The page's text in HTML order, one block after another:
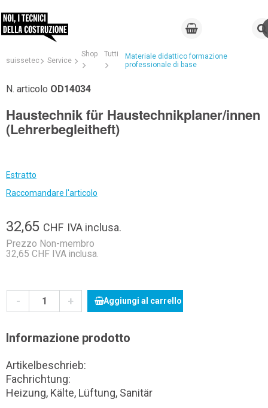
suissetec Service
Shop Tutti
Materiale didattico formazione
professionale di base
N. articolo OD14034
Haustechnik für Haustechnikplaner/innen
(Lehrerbegleitheft)
Estratto
Raccomandare l'articolo
32,65 CHF IVA inclusa.
Prezzo Non-membro
32,65 CHF IVA inclusa.
- + Aggiungi al carrello
Informazione prodotto
Artikelbeschrieb:
Fachrichtung:
Heizung, Kälte, Lüftung, Sanitär